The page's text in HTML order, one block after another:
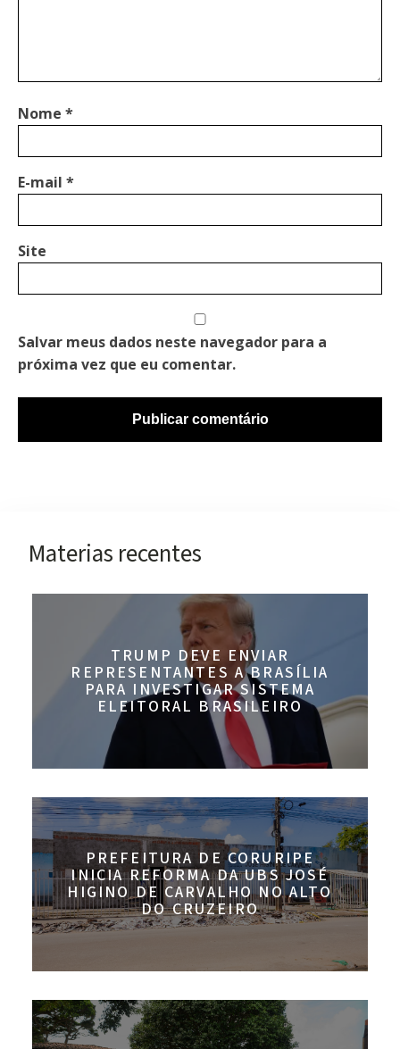
Nome *
E-mail *
Site
Salvar meus dados neste navegador para a
próxima vez que eu comentar.
Materias recentes
TRUMP DEVE ENVIAR
REPRESENTANTES A BRASÍLIA
PARA INVESTIGAR SISTEMA
ELEITORAL BRASILEIRO
PREFEITURA DE CORURIPE
INICIA REFORMA DA UBS JOSÉ
HIGINO DE CARVALHO NO ALTO
DO CRUZEIRO